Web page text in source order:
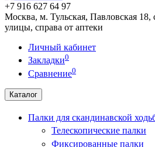
+7 916 627 64 97
Москва, м. Тульская, Павловская 18,
улицы, справа от аптеки
Личный кабинет
Закладки0
Сравнение0
Каталог
Палки для скандинавской
Телескопические палки
Фиксированные палки